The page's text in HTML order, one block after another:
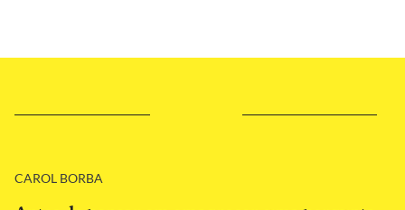
CAROL BORBA